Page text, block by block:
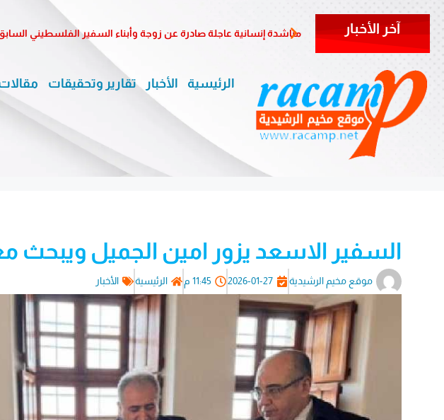
آخر الأخبار مناشدة إنسانية عاجلة صادرة عن زوجة وأبناء السفير الفلسطيني
الرئيسية الأخبار تقارير وتحقيقات
السفير الاسعد يزور امين الجميل ويبحث
موقع مخيم الرشيدية 2026-01-27 11:45 م الرئيسية الأخبار